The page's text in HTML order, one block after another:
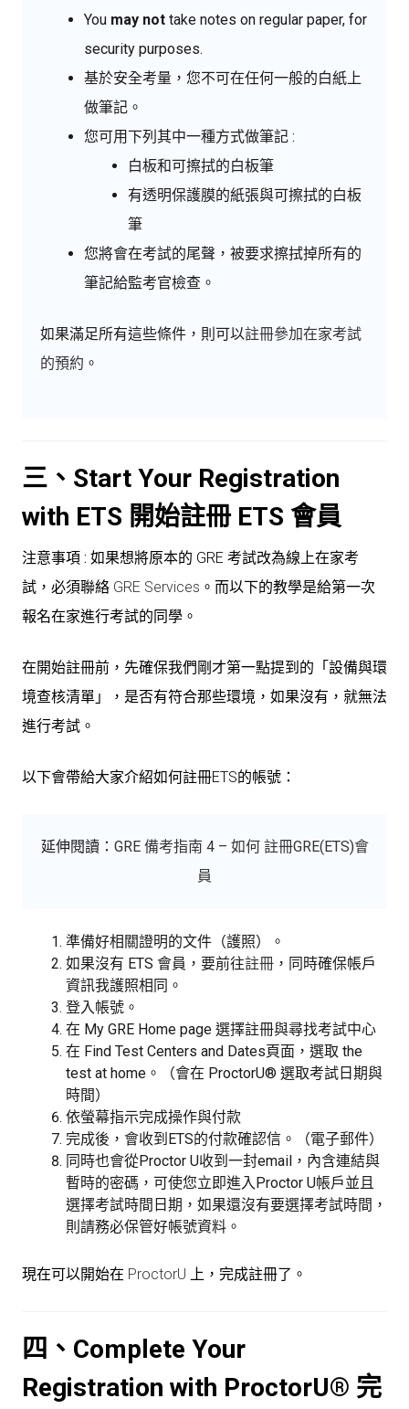
You may not take notes on regular paper, for
security purposes.
基於安全考量，您不可在任何一般的白紙上
做筆記。
您可用下列其中一種方式做筆記 :
白板和可擦拭的白板筆
有透明保護膜的紙張與可擦拭的白板
筆
您將會在考試的尾聲，被要求擦拭掉所有的
筆記給監考官檢查。
如果滿足所有這些條件，則可以註冊參加在家考試
的預約 。
三、Start Your Registration
with ETS 開始註冊 ETS 會員
注意事項 : 如果想將原本的 GRE 考試改為線上在家考
試，必須聯絡 GRE Services 。而以下的教學是給第一次
報名在家進行考試的同學。
在開始註冊前，先確保我們剛才第一點提到的「設備與環
境查核清單」，是否有符合那些環境，如果沒有，就無法
進行考試。
以下會帶給大家介紹如何註冊ETS的帳號：
延伸閱讀： GRE 備考指南 4 – 如何 註冊GRE(ETS)會
員
準備好相關證明的文件（護照）。
如果沒有 ETS 會員，要前往註冊 ，同時確保帳戶
資訊我護照相同。
登入帳號。
在 My GRE Home page 選擇註冊與尋找考試中心
在 Find Test Centers and Dates頁面，選取 the
test at home。（會在 ProctorU® 選取考試日期與
時間）
依螢幕指示完成操作與付款
完成後，會收到ETS的付款確認信。（電子郵件）
同時也會從Proctor U收到一封email，內含連結與
暫時的密碼，可使您立即進入Proctor U帳戶並且
選擇考試時間日期，如果還沒有要選擇考試時間，
則請務必保管好帳號資料。
現在可以開始在 ProctorU 上，完成註冊了。
四、Complete Your
Registration with ProctorU® 完